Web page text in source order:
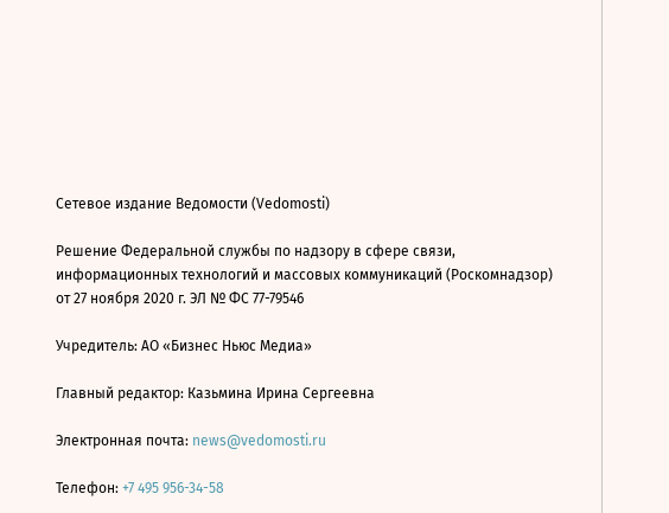
Сетевое издание Ведомости (Vedomosti)
Решение Федеральной службы по надзору в сфере связи,
информационных технологий и массовых коммуникаций (Роскомнадзор)
от 27 ноября 2020 г. ЭЛ № ФС 77-79546
Учредитель: АО «Бизнес Ньюс Медиа»
Главный редактор: Казьмина Ирина Сергеевна
Электронная почта: news@vedomosti.ru
Телефон: +7 495 956-34-58